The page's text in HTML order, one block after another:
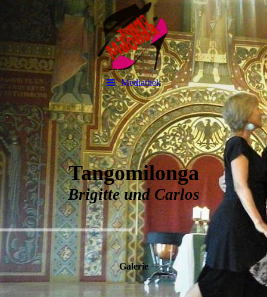
Mediathek
Tangomilonga
Brigitte und Carlos
Galerie